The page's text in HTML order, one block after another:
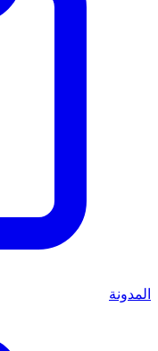
المدونة